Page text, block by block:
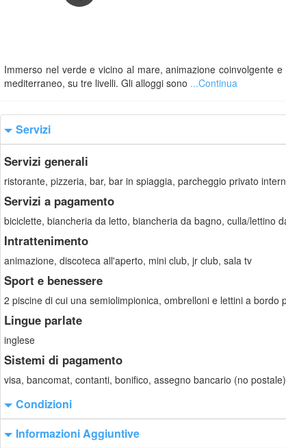
Immerso nel verde e vicino al mare, animazione coinvolgente
mediterraneo, su tre livelli. Gli alloggi sono ...Continua
Servizi
Servizi generali
ristorante, pizzeria, bar, bar in spiaggia, parcheggio privato
Servizi a pagamento
biciclette, biancheria da letto, biancheria da bagno, culla/lettino
Intrattenimento
animazione, discoteca all'aperto, mini club, jr club, sala tv
Sport e benessere
2 piscine di cui una semiolimpionica, ombrelloni e lettini a
Lingue parlate
inglese
Sistemi di pagamento
visa, bancomat, contanti, bonifico, assegno bancario (no postale)
Condizioni
Informazioni Aggiuntive